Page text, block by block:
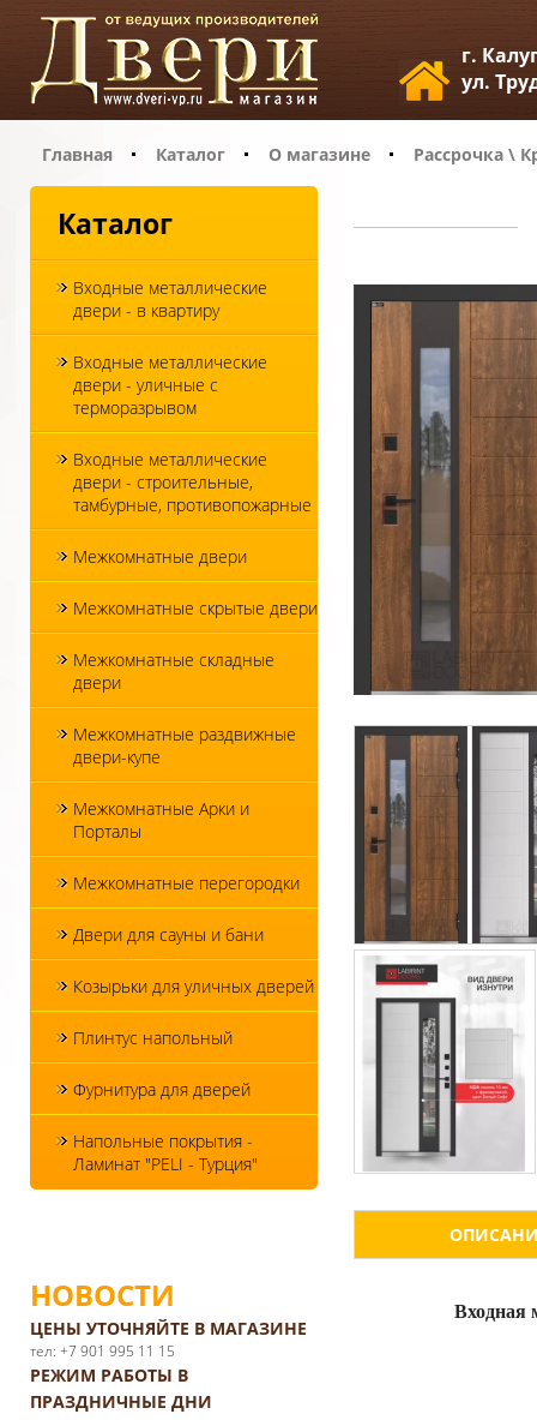
г.
ул.
Главная Каталог О магазине Рассрочка \
Каталог
Входные металлические
двери - в квартиру
Входные металлические
двери - уличные с
терморазрывом
Входные металлические
двери - строительные,
тамбурные, противопожарные
Межкомнатные двери
Межкомнатные скрытые двери
Межкомнатные складные
двери
Межкомнатные раздвижные
двери-купе
Межкомнатные Арки и
Порталы
Межкомнатные перегородки
Двери для сауны и бани
Козырьки для уличных дверей
Плинтус напольный
Фурнитура для дверей
Напольные покрытия -
Ламинат "PELI - Турция"
НОВОСТИ
ЦЕНЫ УТОЧНЯЙТЕ В МАГАЗИНЕ
тел: +7 901 995 11 15
РЕЖИМ РАБОТЫ В
ПРАЗДНИЧНЫЕ ДНИ
Входная